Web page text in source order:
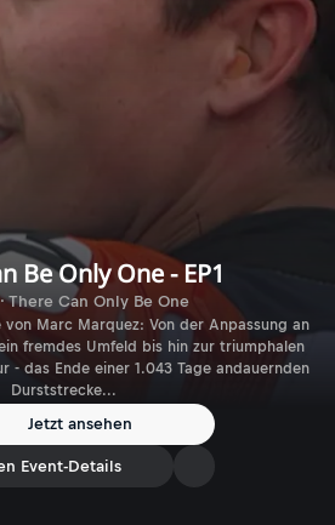
Be Only One - EP1
There Can Only Be One
von Marc Marquez: Von der Anpassung an
fremdes Umfeld bis hin zur triumphalen
- das Ende einer 1.043 Tage andauernden
Durststrecke...
Jetzt ansehen
Event-Details